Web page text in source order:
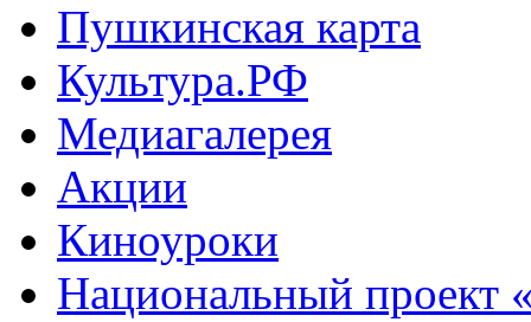
Пушкинская карта
Культура.РФ
Медиагалерея
Акции
Киноуроки
Национальный проект